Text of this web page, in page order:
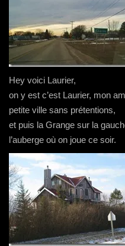
Hey voici Laurier,
on y est c’est Laurier, mon
petite ville sans prétentions,
et puis la Grange sur la
l’auberge où on joue ce soir.